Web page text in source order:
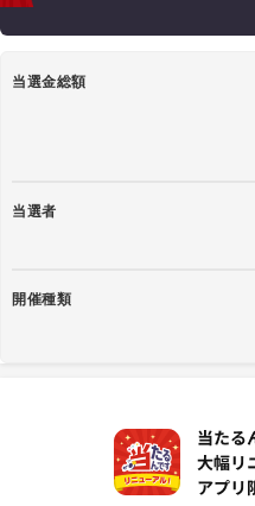
当選金総額
当選者
開催種類